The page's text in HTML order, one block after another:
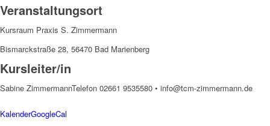
Veranstaltungsort
Kursraum Praxis S. Zimmermann
Bismarckstraße 28, 56470 Bad Marienberg
Kursleiter/in
Sabine ZimmermannTelefon 02661 9535580 • info@tcm-zimmermann.de
KalenderGoogleCal